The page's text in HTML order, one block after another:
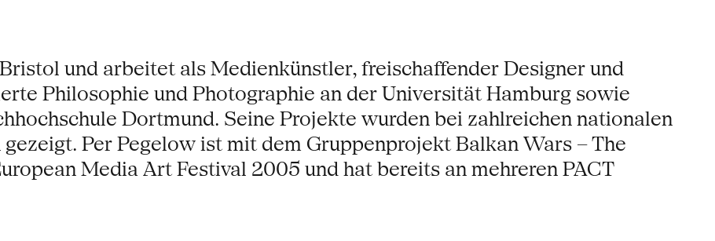
und arbeitet als Medienkünstler, freischaffender Designer und
Philosophie und Photographie an der Universität Hamburg sowie
Dortmund. Seine Projekte wurden bei zahlreichen nationalen
Per Pegelow ist mit dem Gruppenprojekt Balkan Wars – The
Media Art Festival 2005 und hat bereits an mehreren PACT